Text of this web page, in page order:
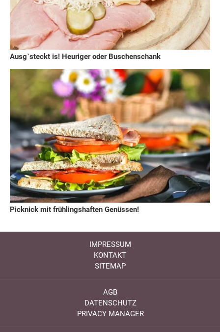
Ausg`steckt is! Heuriger oder Buschenschank
Picknick mit frühlingshaften Genüssen!
IMPRESSUM
KONTAKT
SITEMAP
AGB
DATENSCHUTZ
PRIVACY MANAGER